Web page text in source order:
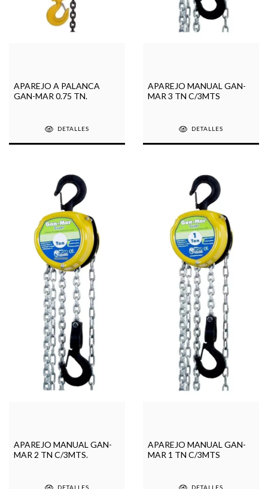
APAREJO A PALANCA
GAN-MAR 0.75 TN.
DETALLES
APAREJO MANUAL GAN-
MAR 3 TN C/3MTS
DETALLES
APAREJO MANUAL GAN-
MAR 2 TN C/3MTS.
APAREJO MANUAL GAN-
MAR 1 TN C/3MTS